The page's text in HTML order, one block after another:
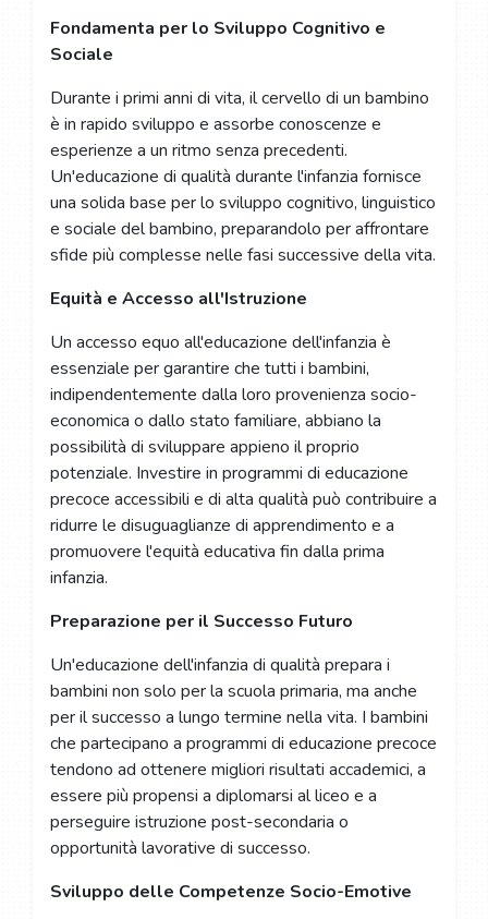
Fondamenta per lo Sviluppo Cognitivo e
Sociale
Durante i primi anni di vita, il cervello di un bambino
è in rapido sviluppo e assorbe conoscenze e
esperienze a un ritmo senza precedenti.
Un'educazione di qualità durante l'infanzia fornisce
una solida base per lo sviluppo cognitivo, linguistico
e sociale del bambino, preparandolo per affrontare
sfide più complesse nelle fasi successive della vita.
Equità e Accesso all'Istruzione
Un accesso equo all'educazione dell'infanzia è
essenziale per garantire che tutti i bambini,
indipendentemente dalla loro provenienza socio-
economica o dallo stato familiare, abbiano la
possibilità di sviluppare appieno il proprio
potenziale. Investire in programmi di educazione
precoce accessibili e di alta qualità può contribuire a
ridurre le disuguaglianze di apprendimento e a
promuovere l'equità educativa fin dalla prima
infanzia.
Preparazione per il Successo Futuro
Un'educazione dell'infanzia di qualità prepara i
bambini non solo per la scuola primaria, ma anche
per il successo a lungo termine nella vita. I bambini
che partecipano a programmi di educazione precoce
tendono ad ottenere migliori risultati accademici, a
essere più propensi a diplomarsi al liceo e a
perseguire istruzione post-secondaria o
opportunità lavorative di successo.
Sviluppo delle Competenze Socio-Emotive